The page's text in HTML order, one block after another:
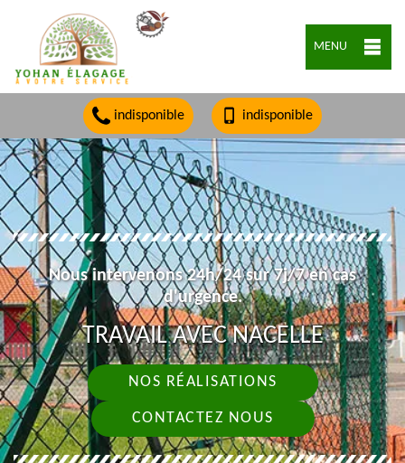
MENU
indisponible indisponible
Nous intervenons 24h/24 sur 7j/7 en cas
d'urgence.
TRAVAIL AVEC NACELLE
NOS RÉALISATIONS
CONTACTEZ NOUS